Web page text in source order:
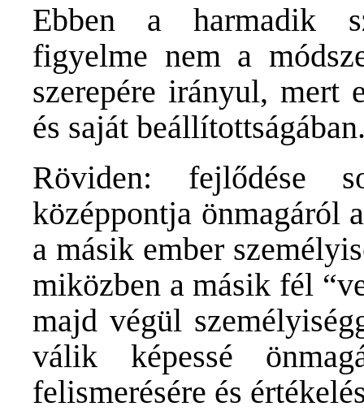
Ebben a harmadik
figyelme nem a
szerepére irányul, mert
és saját
Röviden: fejlődése
középpontja önmagáról
a másik ember
miközben a másik fél
majd végül
válik képessé
felismerésére és